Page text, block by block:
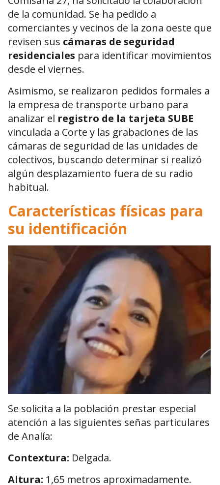
de la comunidad. Se ha pedido a
comerciantes y vecinos de la zona oeste que
revisen sus cámaras de seguridad
residenciales para identificar movimientos
desde el viernes.
Asimismo, se realizaron pedidos formales a
la empresa de transporte urbano para
analizar el registro de la tarjeta SUBE
vinculada a Corte y las grabaciones de las
cámaras de seguridad de las unidades de
colectivos, buscando determinar si realizó
algún desplazamiento fuera de su radio
habitual.
Características físicas para
su identificación
Se solicita a la población prestar especial
atención a las siguientes señas particulares
de Analía:
Contextura: Delgada.
Altura: 1,65 metros aproximadamente.